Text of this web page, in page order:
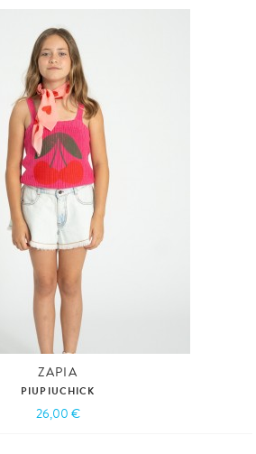
ZAPIA
PIUPIUCHICK
26,00 €